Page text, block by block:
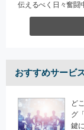
伝えるべく日々奮闘
おすすめサービ
ど
グ
鍵に